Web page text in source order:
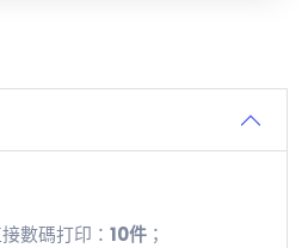
數碼打印： 10件 ；